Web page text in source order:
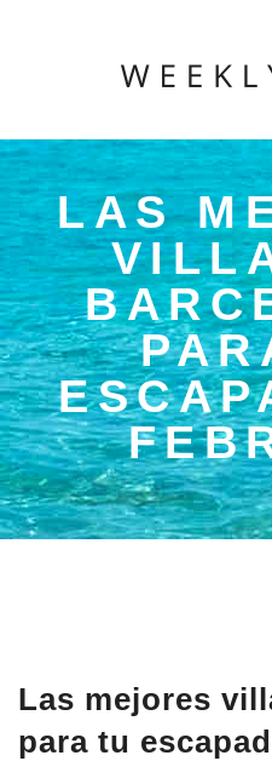
LAS
Las mejores
para tu